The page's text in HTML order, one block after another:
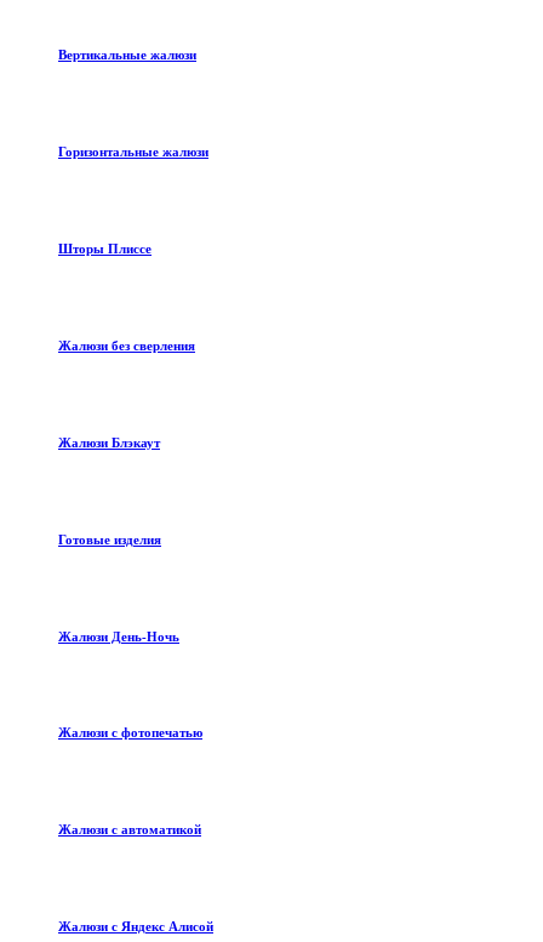
Вертикальные жалюзи
Горизонтальные жалюзи
Шторы Плиссе
Жалюзи без сверления
Жалюзи Блэкаут
Готовые изделия
Жалюзи День-Ночь
Жалюзи с фотопечатью
Жалюзи с автоматикой
Жалюзи с Яндекс Алисой